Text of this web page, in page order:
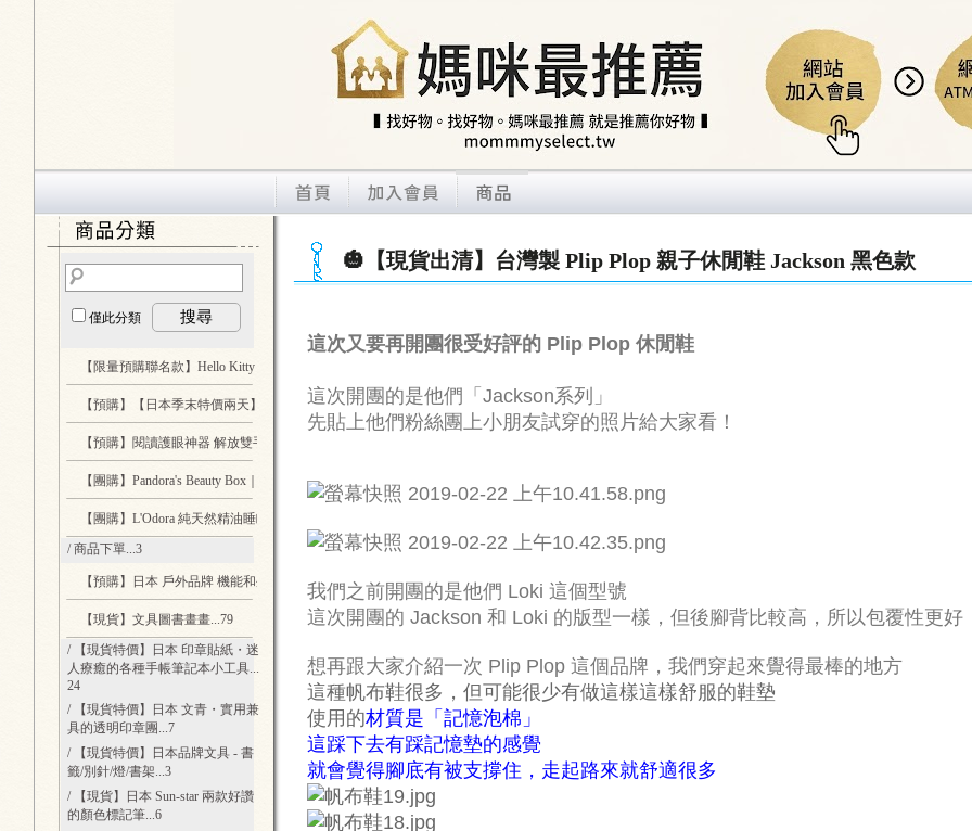
僅此分類 搜尋
【限量預購聯名款】Hello Kitty 酷洛米 大耳狗 假裝哥吉拉
【預購】【日本季末特價兩天】日本 LHELBIE 絕對一眼就被吸引的質感穿著...9
【預購】閱讀護眼神器 解放雙手 Glocusent 專業LED燈
【團購】Pandora's Beauty Box｜喚顏梳 全球首創全頭循環按摩梳
【團購】L'Odora 純天然精油睡眠防蟎噴霧
/ 商品下單...3
【預購】日本 戶外品牌 機能和外型兼具的帽子 ...6
【現貨】文具圖書畫畫...79
/ 【現貨特價】日本 印章貼紙・迷
人療癒的各種手帳筆記本小工具...
24
/ 【現貨特價】日本 文青・實用兼
具的透明印章團 ...7
/ 【現貨特價】日本品牌文具 - 書
籤/別針/燈/書架...3
/ 【現貨】日本 Sun-star 兩款好讚
的顏色標記筆...6
🎃【現貨出清】台灣製 Plip Plop 親子休閒鞋 Jackson 黑色款
這次又要再開團很受好評的 Plip Plop 休閒鞋
這次開團的是他們「Jackson系列」
先貼上他們粉絲團上小朋友試穿的照片給大家看！
我們之前開團的是他們 Loki 這個型號
這次開團的 Jackson 和 Loki 的版型一樣，但後腳背比較高，所以包覆性更好
想再跟大家介紹一次 Plip Plop 這個品牌，我們穿起來覺得最棒的地方
這種帆布鞋很多，但可能很少有做這樣這樣舒服的鞋墊
使用的材質是「記憶泡棉」
這踩下去有踩記憶墊的感覺
就會覺得腳底有被支撐住，走起路來就舒適很多